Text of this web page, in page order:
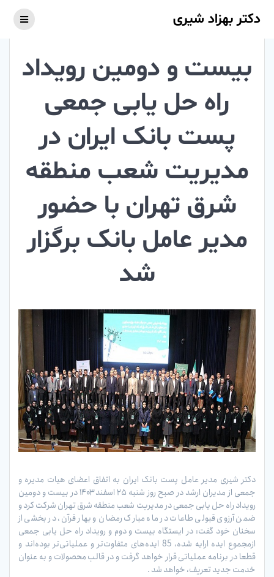
دکتر بهزاد شیری
بیست و دومین رویداد
راه حل یابی جمعی
پست بانک ایران در
مدیریت شعب منطقه
شرق تهران با حضور
مدیر عامل بانک برگزار
شد
دکتر شیری مدیر عامل پست بانک ایران به اتفاق اعضای هیات مدیره و
جمعی از مدیران ارشد در صبح روز شنبه ۲۵ اسفند ۱۴۰۳ در بیست و دومین
رویداد راه حل یابی جمعی در مدیریت شعب منطقه شرق تهران شرکت کرد و
ضمن آرزوی قبولی طاعات در ماه مبارک رمضان و بهار قرآن، در بخشی از
سخنان خود گفت: در ایستگاه بیست و دوم و رویداد راه حل یابی جمعی
ازمجموع ایده ارایه شده، 85 ایده‌های متفاوت‌تر و عملیاتی‌تر بوده‌اند و
قطعا در برنامه عملیاتی قرار خواهد گرفت و در قالب محصولات و به عنوان
خدمت جدید تعریف، خواهد شد .